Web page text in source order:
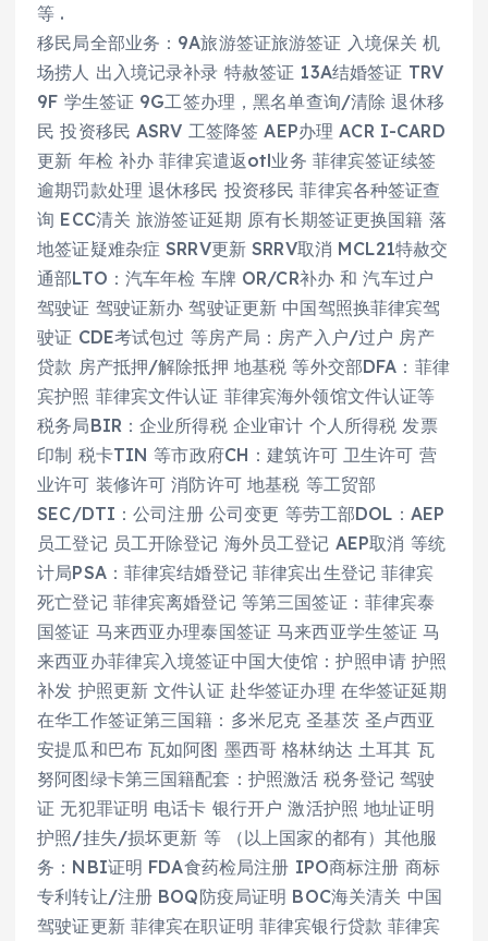
等 .
移民局全部业务：9A旅游签证旅游签证 入境保关 机
场捞人 出入境记录补录 特赦签证 13A结婚签证 TRV
9F 学生签证 9G工签办理，黑名单查询/清除 退休移
民 投资移民 ASRV 工签降签 AEP办理 ACR I-CARD
更新 年检 补办 菲律宾遣返otl业务 菲律宾签证续签
逾期罚款处理 退休移民 投资移民 菲律宾各种签证查
询 ECC清关 旅游签证延期 原有长期签证更换国籍 落
地签证疑难杂症 SRRV更新 SRRV取消 MCL21特赦交
通部LTO：汽车年检 车牌 OR/CR补办 和 汽车过户
驾驶证 驾驶证新办 驾驶证更新 中国驾照换菲律宾驾
驶证 CDE考试包过 等房产局：房产入户/过户 房产
贷款 房产抵押/解除抵押 地基税 等外交部DFA：菲律
宾护照 菲律宾文件认证 菲律宾海外领馆文件认证等
税务局BIR：企业所得税 企业审计 个人所得税 发票
印制 税卡TIN 等市政府CH：建筑许可 卫生许可 营
业许可 装修许可 消防许可 地基税 等工贸部
SEC/DTI：公司注册 公司变更 等劳工部DOL：AEP
员工登记 员工开除登记 海外员工登记 AEP取消 等统
计局PSA：菲律宾结婚登记 菲律宾出生登记 菲律宾
死亡登记 菲律宾离婚登记 等第三国签证：菲律宾泰
国签证 马来西亚办理泰国签证 马来西亚学生签证 马
来西亚办菲律宾入境签证中国大使馆：护照申请 护照
补发 护照更新 文件认证 赴华签证办理 在华签证延期
在华工作签证第三国籍：多米尼克 圣基茨 圣卢西亚
安提瓜和巴布 瓦如阿图 墨西哥 格林纳达 土耳其 瓦
努阿图绿卡第三国籍配套：护照激活 税务登记 驾驶
证 无犯罪证明 电话卡 银行开户 激活护照 地址证明
护照/挂失/损坏更新 等 （以上国家的都有）其他服
务：NBI证明 FDA食药检局注册 IPO商标注册 商标
专利转让/注册 BOQ防疫局证明 BOC海关清关 中国
驾驶证更新 菲律宾在职证明 菲律宾银行贷款 菲律宾